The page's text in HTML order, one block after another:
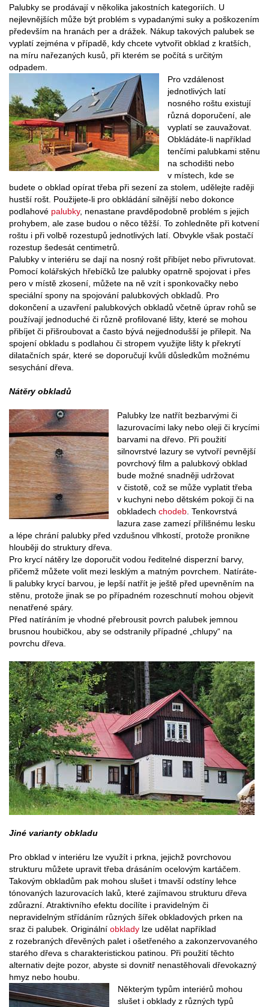
Palubky se prodávají v několika jakostních kategoriích. U
nejlevnějších může být problém s vypadanými suky a poškozením
především na hranách per a drážek. Nákup takových palubek se
vyplatí zejména v případě, kdy chcete vytvořit obklad z kratších,
na míru nařezaných kusů, při kterém se počítá s určitým
odpadem.
Pro vzdálenost
jednotlivých latí
nosného roštu existují
různá doporučení, ale
vyplatí se zauvažovat.
Obkládáte-li například
tenčími palubkami stěnu
na schodišti nebo
v místech, kde se
budete o obklad opírat třeba při sezení za stolem, udělejte raději
hustší rošt. Použijete-li pro obkládání silnější nebo dokonce
podlahové palubky, nenastane pravděpodobně problém s jejich
prohybem, ale zase budou o něco těžší. To zohledněte při kotvení
roštu i při volbě rozestupů jednotlivých latí. Obvykle však postačí
rozestup šedesát centimetrů.
Palubky v interiéru se dají na nosný rošt přibíjet nebo přivrutovat.
Pomocí kolářských hřebíčků lze palubky opatrně spojovat i přes
pero v místě zkosení, můžete na ně vzít i sponkovačky nebo
speciální spony na spojování palubkových obkladů. Pro
dokončení a uzavření palubkových obkladů včetně úprav rohů se
používají jednoduché či různě profilované lišty, které se mohou
přibíjet či přišroubovat a často bývá nejjednodušší je přilepit. Na
spojení obkladu s podlahou či stropem využijte lišty k překrytí
dilatačních spár, které se doporučují kvůli důsledkům možnému
sesychání dřeva.
Nátěry obkladů
Palubky lze natřít bezbarvými či
lazurovacími laky nebo oleji či krycími
barvami na dřevo. Při použití
silnovrstvé lazury se vytvoří pevnější
povrchový film a palubkový obklad
bude možné snadněji udržovat
v čistotě, což se může vyplatit třeba
v kuchyni nebo dětském pokoji či na
obkladech chodeb. Tenkovrstvá
lazura zase zamezí přílišnému lesku
a lépe chrání palubky před vzdušnou vlhkostí, protože pronikne
hlouběji do struktury dřeva.
Pro krycí nátěry lze doporučit vodou ředitelné disperzní barvy,
přičemž můžete volit mezi lesklým a matným povrchem. Natíráte-
li palubky krycí barvou, je lepší natřít je ještě před upevněním na
stěnu, protože jinak se po případném rozeschnutí mohou objevit
nenatřené spáry.
Před natíráním je vhodné přebrousit povrch palubek jemnou
brusnou houbičkou, aby se odstranily případné „chlupy“ na
povrchu dřeva.
Jiné varianty obkladu
Pro obklad v interiéru lze využít i prkna, jejichž povrchovou
strukturu můžete upravit třeba drásáním ocelovým kartáčem.
Takovým obkladům pak mohou slušet i tmavší odstíny lehce
tónovaných lazurovacích laků, které zajímavou strukturu dřeva
zdůrazní. Atraktivního efektu docílíte i pravidelným či
nepravidelným střídáním různých šířek obkladových prken na
sraz či palubek. Originální obklady lze udělat například
z rozebraných dřevěných palet i ošetřeného a zakonzervovaného
starého dřeva s charakteristickou patinou. Při použití těchto
alternativ dejte pozor, abyste si dovnitř nenastěhovali dřevokazný
hmyz nebo houbu.
Některým typům interiérů mohou
slušet i obklady z různých typů